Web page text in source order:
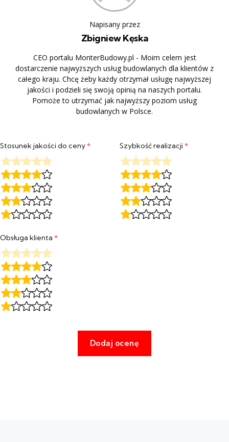
Napisany przez
Zbigniew Kęska
CEO portalu MonterBudowy.pl - Moim celem jest
dostarczenie najwyższych usług budowlanych dla klientów z
całego kraju. Chcę żeby każdy otrzymał usługę najwyższej
jakości i podzieli się swoją opinią na naszych portalu.
Pomoże to utrzymać jak najwyższy poziom usług
budowlanych w Polsce.
Stosunek jakości do ceny* Szybkość realizacji*
Obsługa klienta *